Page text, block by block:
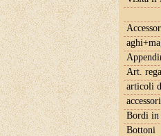
Art.
articoli
Bordi
Bottoni